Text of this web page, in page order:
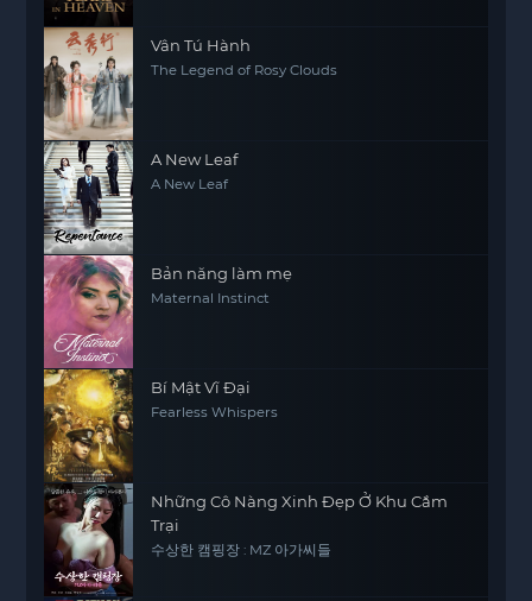
Vân Tú Hành
The Legend of Rosy Clouds
A New Leaf
A New Leaf
Bản năng làm mẹ
Maternal Instinct
Bí Mật Vĩ Đại
Fearless Whispers
Những Cô Nàng Xinh Đẹp Ở Khu Cắm
Trại
수상한 캠핑장 : MZ 아가씨들